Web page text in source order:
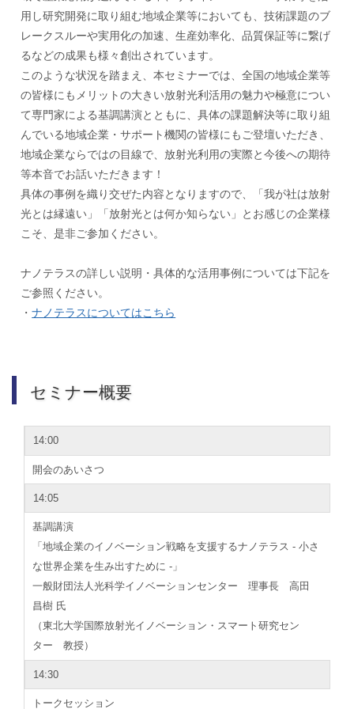
用し研究開発に取り組む地域企業等においても、技術課題のブ
レークスルーや実用化の加速、生産効率化、品質保証等に繋げ
るなどの成果も様々創出されています。
このような状況を踏まえ、本セミナーでは、全国の地域企業等
の皆様にもメリットの大きい放射光利活用の魅力や極意につい
て専門家による基調講演とともに、具体の課題解決等に取り組
んでいる地域企業・サポート機関の皆様にもご登壇いただき、
地域企業ならではの目線で、放射光利用の実際と今後への期待
等本音でお話いただきます！
具体の事例を織り交ぜた内容となりますので、「我が社は放射
光とは縁遠い」「放射光とは何か知らない」とお感じの企業様
こそ、是非ご参加ください。
ナノテラスの詳しい説明・具体的な活用事例については下記を
ご参照ください。
・ナノテラスについてはこちら
セミナー概要
14:00
開会のあいさつ
14:05
基調講演
「地域企業のイノベーション戦略を支援するナノテラス - 小さ
な世界企業を生み出すために ‐」
一般財団法人光科学イノベーションセンター 理事長 高田
昌樹 氏
（東北大学国際放射光イノベーション・スマート研究セン
ター 教授）
14:30
トークセッション